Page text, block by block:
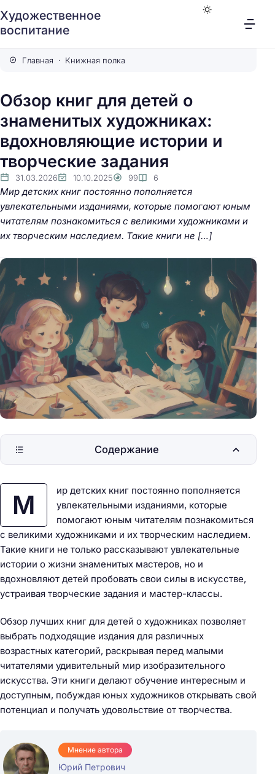
Художественное
воспитание
Главная Книжная полка
Обзор книг для детей о
знаменитых художниках:
вдохновляющие истории и
творческие задания
31.03.2026 10.10.2025 99 6
Мир детских книг постоянно пополняется
увлекательными изданиями, которые помогают юным
читателям познакомиться с великими художниками и
их творческим наследием. Такие книги не […]
М
ир детских книг постоянно пополняется
увлекательными изданиями, которые
помогают юным читателям познакомиться
с великими художниками и их творческим наследием.
Такие книги не только рассказывают увлекательные
истории о жизни знаменитых мастеров, но и
вдохновляют детей пробовать свои силы в искусстве,
устраивая творческие задания и мастер-классы.
Обзор лучших книг для детей о художниках позволяет
выбрать подходящие издания для различных
возрастных категорий, раскрывая перед малыми
читателями удивительный мир изобразительного
искусства. Эти книги делают обучение интересным и
доступным, побуждая юных художников открывать свой
потенциал и получать удовольствие от творчества.
Мнение автора
Юрий Петрович
Содержание